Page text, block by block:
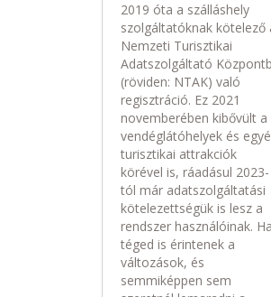
2019 óta a szálláshely
szolgáltatóknak kötelező
Nemzeti Turisztikai
Adatszolgáltató
(röviden: NTAK) való
regisztráció. Ez 2021
novemberében kibővült a
vendéglátóhelyek és
turisztikai attrakciók
körével is, ráadásul 2023-
tól már adatszolgáltatási
kötelezettségük is lesz a
rendszer használóinak. Ha
téged is érintenek a
változások, és
semmiképpen sem